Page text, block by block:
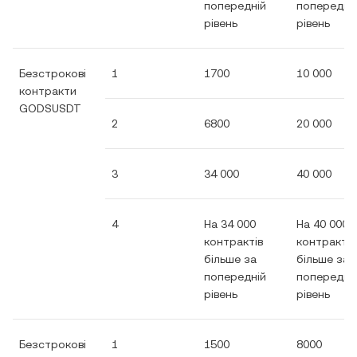
попередній
рівень
рівень
Безстрокові
контракти
GODSUSDT
1 1700 10 000
2 6800 20 000
3 34 000 40 000
4
На 34 000
контрактів
більше за
попередній
рівень
На 40 000
контрактів
більше за
рівень
Безстрокові
1 1500 8000